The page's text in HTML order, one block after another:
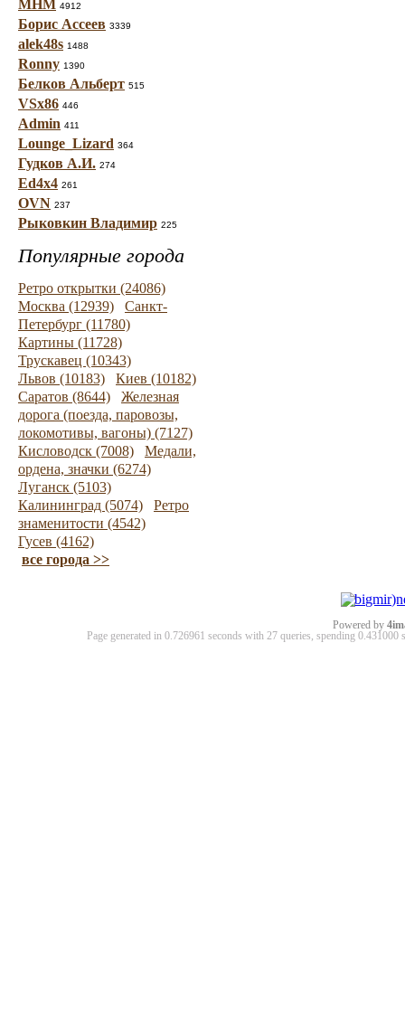
МНМ 4912
Борис Ассеев 3339
alek48s 1488
Ronny 1390
Белков Альберт 515
VSx86 446
Admin 411
Lounge_Lizard 364
Гудков А.И. 274
Ed4x4 261
OVN 237
Рыковкин Владимир 225
Популярные города
Ретро открытки (24086)
Москва (12939)
Санкт-
Петербург (11780)
Картины (11728)
Трускавец (10343)
Львов (10183)
Киев (10182)
Саратов (8644)
Железная
дорога (поезда, паровозы,
локомотивы, вагоны) (7127)
Кисловодск (7008)
Медали,
ордена, значки (6274)
Луганск (5103)
Калининград (5074)
Ретро
знаменитости (4542)
Гусев (4162)
все города >>
Powered by
Page generated in 0.726961 seconds with 27 queries, spending